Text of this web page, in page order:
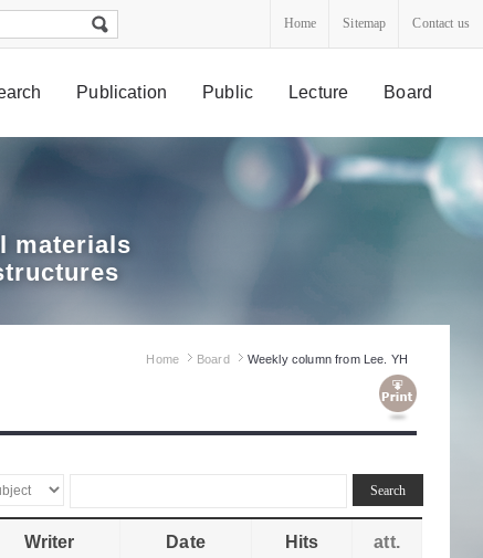
Home Sitemap Contact us
Publication Public Lecture Board
materials
Home Board Weekly column from Lee. YH
Writer Date Hits att.